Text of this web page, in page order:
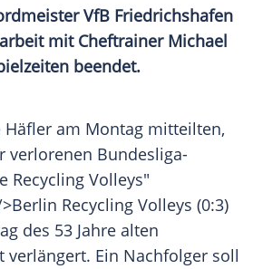
VfB Friedrichshafen
mit Cheftrainer Michael
beendet.
Häfler am Montag mitteilten,
verlorenen Bundesliga-
Recycling Volleys"
Recycling Volleys (0:3)
des 53 Jahre alten
verlängert. Ein Nachfolger soll